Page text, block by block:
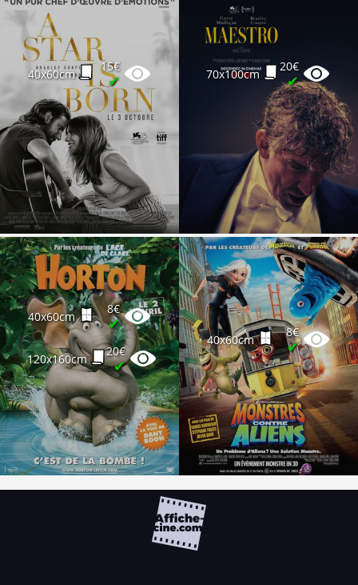
40x60cm
15€
✔ 70x100cm
20€
✔
40x60cm
8€
✔
120x160cm
20€
✔
40x60cm
8€
✔